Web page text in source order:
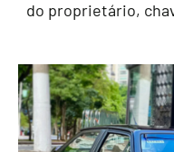
do proprietário,